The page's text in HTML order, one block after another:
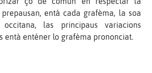
entà cada grafèma, la soa
occitana, las principaus variacions
entà enténer lo grafèma prononciat.